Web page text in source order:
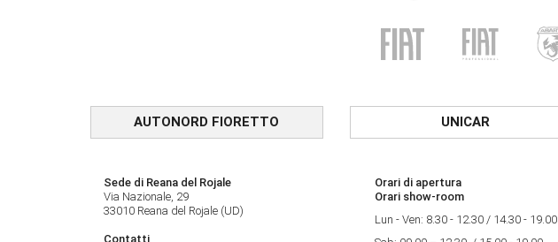
AUTONORD FIORETTO UNICAR
Sede di Reana del Rojale
Via Nazionale, 29
33010 Reana del Rojale (UD)
Contatti
Orari di apertura
Orari show-room
Lun - Ven: 8.30 - 12.30 / 14.30 - 19.00